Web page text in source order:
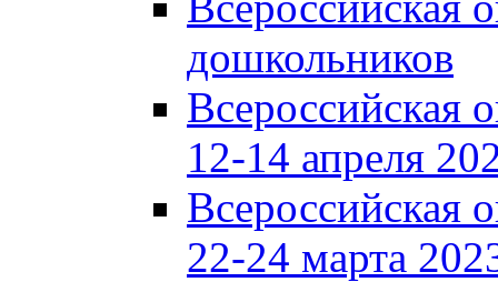
дошкольников
Всероссийская
12-14 апреля
Всероссийская
22-24 марта